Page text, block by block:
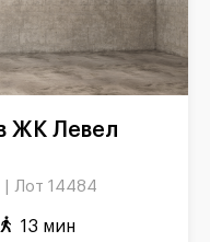
Лот 14484
13 мин